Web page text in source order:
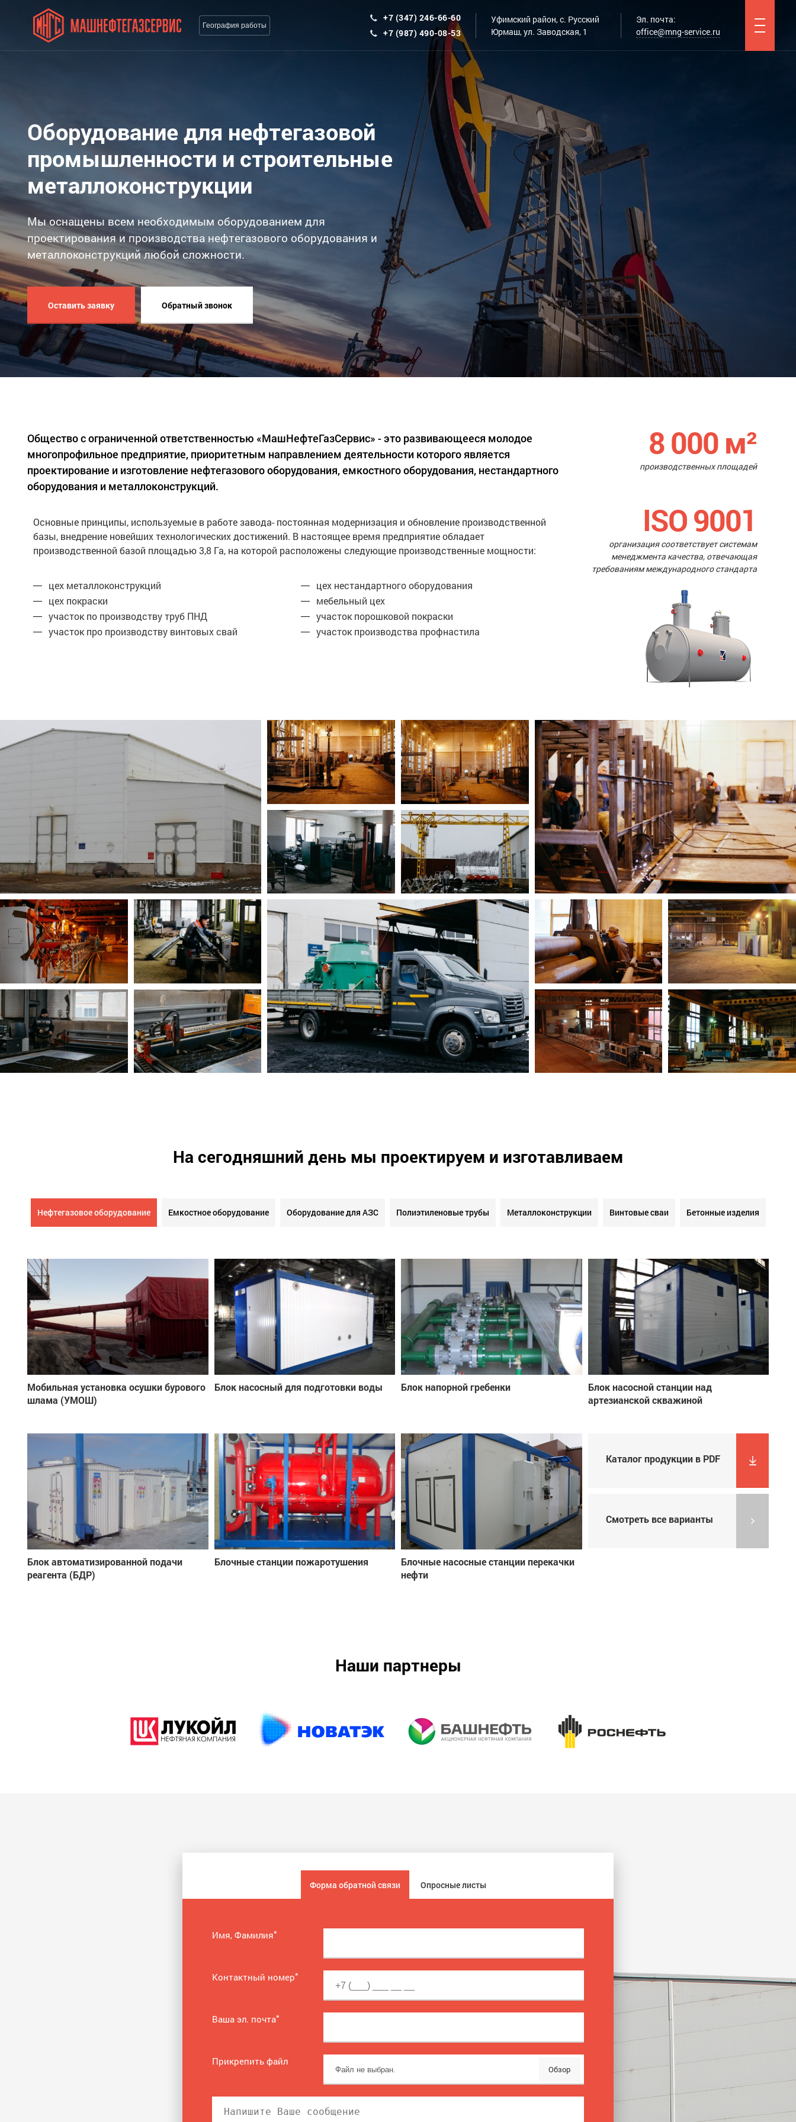
География работы
+7 (347) 246-66-60
+7 (987) 490-08-53
Уфимский район, с. Русский
Юрмаш, ул. Заводская, 1
Эл. почта:
office@mng-service.ru
Оборудование для нефтегазовой
промышленности и строительные
металлоконструкции
Мы оснащены всем необходимым оборудованием для
проектирования и производства нефтегазового оборудования и
металлоконструкций любой сложности.
Оставить заявку Обратный звонок
Общество с ограниченной ответственностью «МашНефтеГазСервис» - это развивающееся молодое
многопрофильное предприятие, приоритетным направлением деятельности которого является
проектирование и изготовление нефтегазового оборудования, емкостного оборудования, нестандартного
оборудования и металлоконструкций.
Основные принципы, используемые в работе завода- постоянная модернизация и обновление производственной
базы, внедрение новейших технологических достижений. В настоящее время предприятие обладает
производственной базой площадью 3,8 Га, на которой расположены следующие производственные мощности:
цех металлоконструкций
цех нестандартного оборудования
цех покраски
мебельный цех
участок по производству труб ПНД
участок порошковой покраски
участок про производству винтовых свай
участок производства профнастила
8 000м²
производственных площадей
ISO 9001
организация соответствует системам
менеджмента качества, отвечающая
требованиям международного стандарта
На сегодняшний день мы проектируем и изготавливаем
Нефтегазовое оборудование Емкостное оборудование Оборудование для АЗС Полиэтиленовые трубы Металлоконструкции Винтовые сваи Бетонные изделия
Мобильная установка осушки бурового
шлама (УМОШ)
Блок насосный для подготовки воды Блок напорной гребенки
Блок насосной станции над
артезианской скважиной
Блок автоматизированной подачи
реагента (БДР)
Блочные станции пожаротушения
Блочные насосные станции перекачки
нефти
Каталог продукции в PDF
Смотреть все варианты
Наши партнеры
Форма обратной связи Опросные листы
Имя, Фамилия*
Контактный номер*
Ваша эл. почта*
Прикрепить файл
Обзор